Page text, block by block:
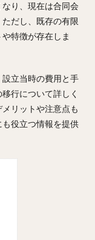
り、現在は合同会
だし、既存の有限
特徴が存在しま
立当時の費用と手
行について詳しく
リットや注意点も
役立つ情報を提供